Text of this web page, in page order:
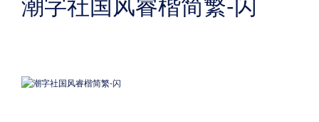
免费下载 收费下载 更多